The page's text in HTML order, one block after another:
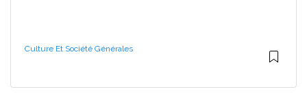
Culture Et Société Générales